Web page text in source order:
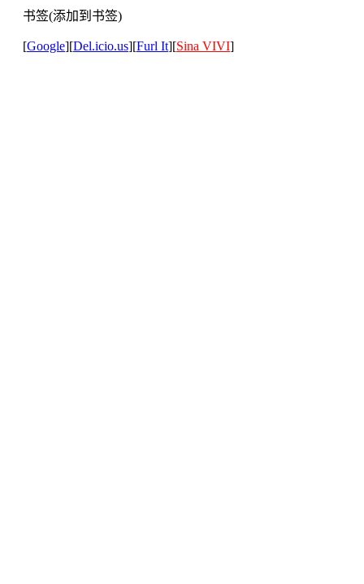
书签(添加到书签)
[Google][Del.icio.us][Furl It][Sina VIVI]